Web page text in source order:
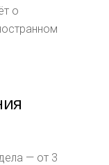
о
— от 3